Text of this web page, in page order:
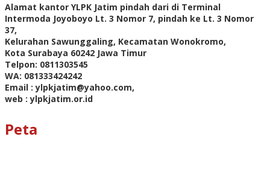
Alamat kantor YLPK Jatim pindah dari di Terminal
Intermoda Joyoboyo Lt. 3 Nomor 7, pindah ke Lt. 3 Nomor
37,
Kelurahan Sawunggaling, Kecamatan Wonokromo,
Kota Surabaya 60242 Jawa Timur
Telpon: 0811303545
WA: 081333424242
Email : ylpkjatim@yahoo.com,
web : ylpkjatim.or.id
Peta